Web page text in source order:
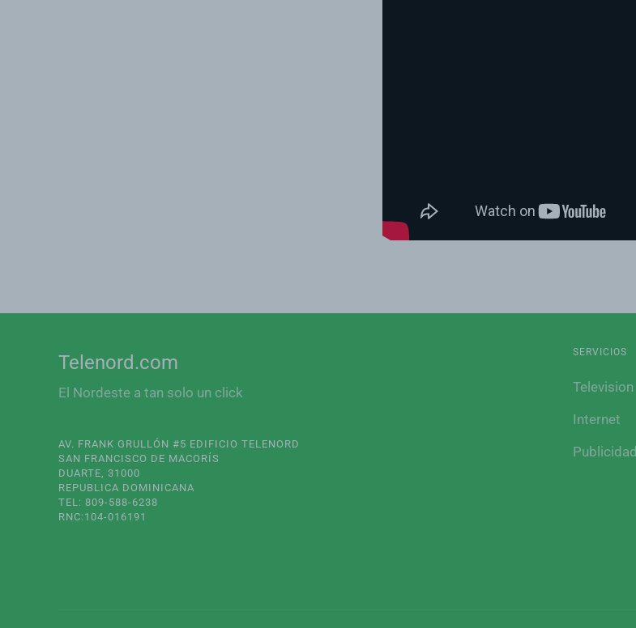
Telenord.com
El Nordeste a tan solo un click
AV. FRANK GRULLÓN #5 EDIFICIO TELENORD
SAN FRANCISCO DE MACORÍS
DUARTE, 31000
REPUBLICA DOMINICANA
TEL: 809-588-6238
RNC:104-016191
SERVICIOS
Television
Internet
Publicidad